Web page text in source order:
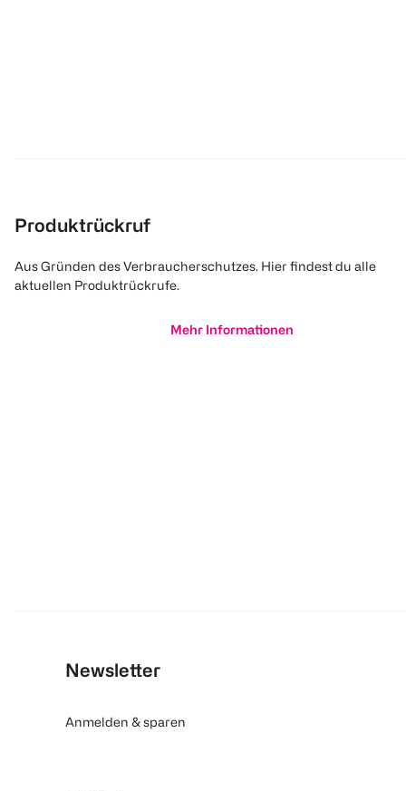
Produktrückruf
Aus Gründen des Verbraucherschutzes. Hier findest du alle
aktuellen Produktrückrufe.
Mehr Informationen
Newsletter
Anmelden & sparen